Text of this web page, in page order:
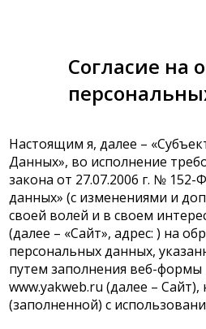
Согласие на
Настоящим я, далее –
Данных», во исполнение
закона от 27.07.2006 г. №
данных» (с изменениями и
своей волей и в своем
(далее – «Сайт», адрес: ) на
персональных данных,
путем заполнения веб-формы
www.yakweb.ru (далее –
(заполненной) с